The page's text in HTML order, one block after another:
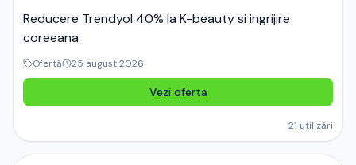
Reducere Trendyol 40% la K-beauty si ingrijire
coreeana
Ofertă 25 august 2026
Vezi oferta
21 utilizări